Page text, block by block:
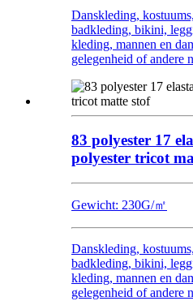
Danskleding,
badkleding, bikini,
kleding, mannen en
gelegenheid of andere
83 polyester 17
polyester tricot
Gewicht: 230G/㎡
Danskleding,
badkleding, bikini,
kleding, mannen en
gelegenheid of andere